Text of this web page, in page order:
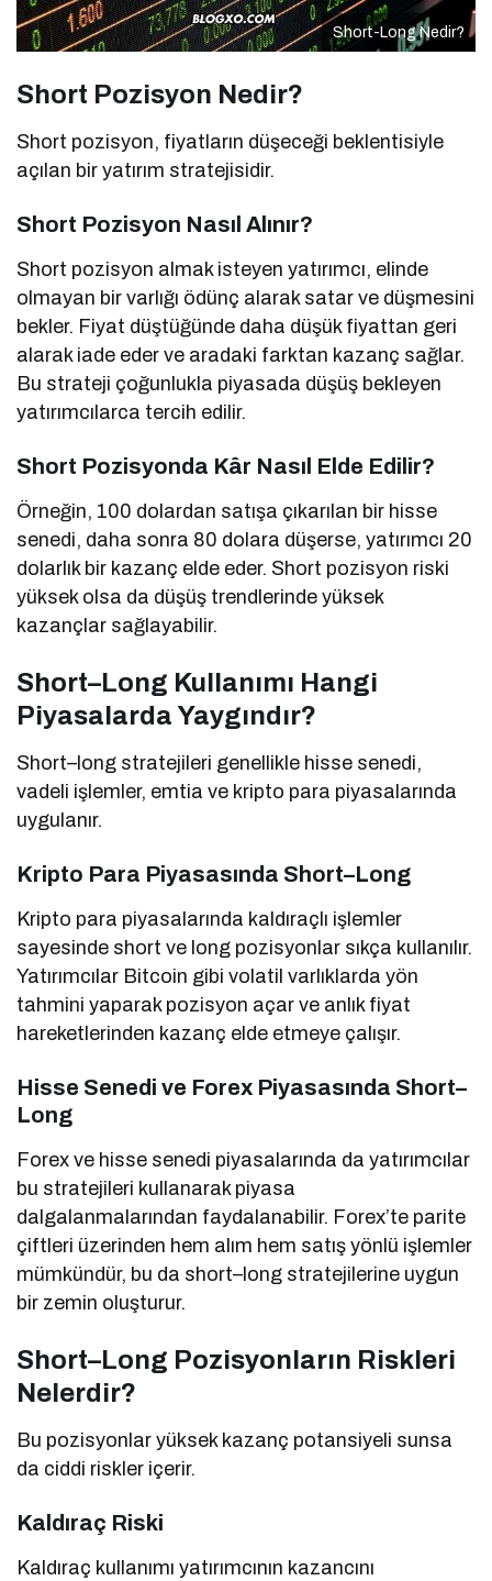
Short-Long Nedir?
Short Pozisyon Nedir?
Short pozisyon, fiyatların düşeceği beklentisiyle
açılan bir yatırım stratejisidir.
Short Pozisyon Nasıl Alınır?
Short pozisyon almak isteyen yatırımcı, elinde
olmayan bir varlığı ödünç alarak satar ve düşmesini
bekler. Fiyat düştüğünde daha düşük fiyattan geri
alarak iade eder ve aradaki farktan kazanç sağlar.
Bu strateji çoğunlukla piyasada düşüş bekleyen
yatırımcılarca tercih edilir.
Short Pozisyonda Kâr Nasıl Elde Edilir?
Örneğin, 100 dolardan satışa çıkarılan bir hisse
senedi, daha sonra 80 dolara düşerse, yatırımcı 20
dolarlık bir kazanç elde eder. Short pozisyon riski
yüksek olsa da düşüş trendlerinde yüksek
kazançlar sağlayabilir.
Short–Long Kullanımı Hangi
Piyasalarda Yaygındır?
Short–long stratejileri genellikle hisse senedi,
vadeli işlemler, emtia ve kripto para piyasalarında
uygulanır.
Kripto Para Piyasasında Short–Long
Kripto para piyasalarında kaldıraçlı işlemler
sayesinde short ve long pozisyonlar sıkça kullanılır.
Yatırımcılar Bitcoin gibi volatil varlıklarda yön
tahmini yaparak pozisyon açar ve anlık fiyat
hareketlerinden kazanç elde etmeye çalışır.
Hisse Senedi ve Forex Piyasasında Short–
Long
Forex ve hisse senedi piyasalarında da yatırımcılar
bu stratejileri kullanarak piyasa
dalgalanmalarından faydalanabilir. Forex’te parite
çiftleri üzerinden hem alım hem satış yönlü işlemler
mümkündür, bu da short–long stratejilerine uygun
bir zemin oluşturur.
Short–Long Pozisyonların Riskleri
Nelerdir?
Bu pozisyonlar yüksek kazanç potansiyeli sunsa
da ciddi riskler içerir.
Kaldıraç Riski
Kaldıraç kullanımı yatırımcının kazancını